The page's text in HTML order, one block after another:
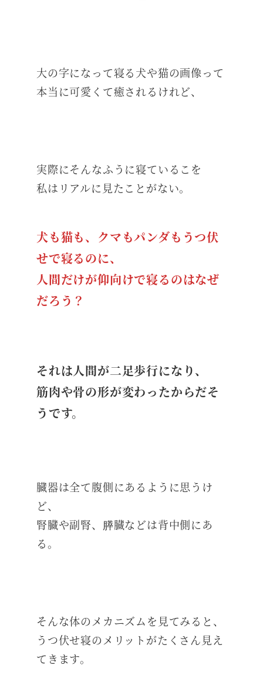
大の字になって寝る犬や猫の画像って
本当に可愛くて癒されるけれど、
実際にそんなふうに寝ているこを
私はリアルに見たことがない。
犬も猫も、クマもパンダもうつ伏
せで寝るのに、
人間だけが仰向けで寝るのはなぜ
だろう？
それは人間が二足歩行になり、
筋肉や骨の形が変わったからだそ
うです。
臓器は全て腹側にあるように思うけ
ど、
腎臓や副腎、膵臓などは背中側にあ
る。
そんな体のメカニズムを見てみると、
うつ伏せ寝のメリットがたくさん見え
てきます。